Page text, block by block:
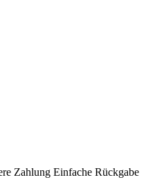
Zahlung Einfache Rückgabe